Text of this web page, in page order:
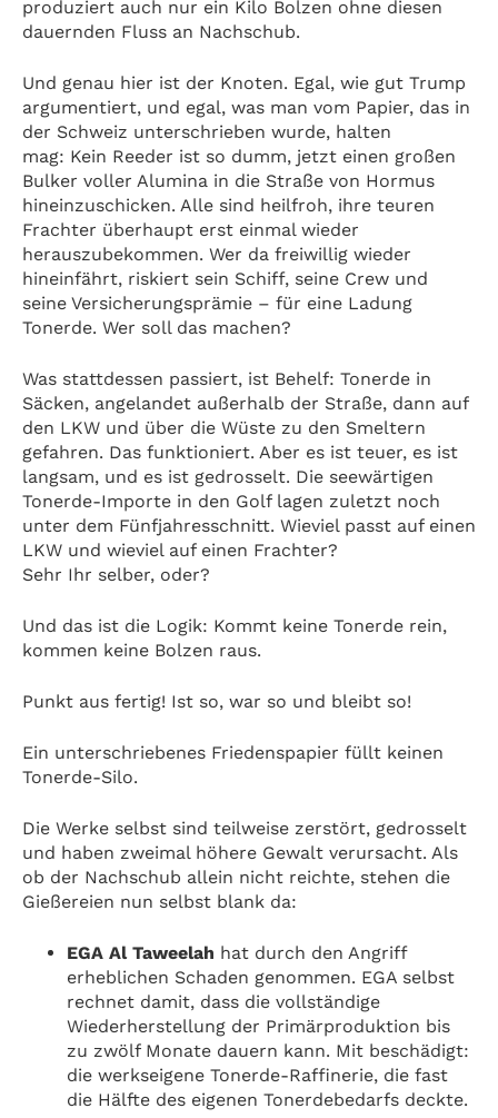
produziert auch nur ein Kilo Bolzen ohne diesen
dauernden Fluss an Nachschub.
Und genau hier ist der Knoten. Egal, wie gut Trump
argumentiert, und egal, was man vom Papier, das in
der Schweiz unterschrieben wurde, halten
mag: Kein Reeder ist so dumm, jetzt einen großen
Bulker voller Alumina in die Straße von Hormus
hineinzuschicken. Alle sind heilfroh, ihre teuren
Frachter überhaupt erst einmal wieder
herauszubekommen. Wer da freiwillig wieder
hineinfährt, riskiert sein Schiff, seine Crew und
seine Versicherungsprämie – für eine Ladung
Tonerde. Wer soll das machen?
Was stattdessen passiert, ist Behelf: Tonerde in
Säcken, angelandet außerhalb der Straße, dann auf
den LKW und über die Wüste zu den Smeltern
gefahren. Das funktioniert. Aber es ist teuer, es ist
langsam, und es ist gedrosselt. Die seewärtigen
Tonerde-Importe in den Golf lagen zuletzt noch
unter dem Fünfjahresschnitt. Wieviel passt auf einen
LKW und wieviel auf einen Frachter?
Sehr Ihr selber, oder?
Und das ist die Logik: Kommt keine Tonerde rein,
kommen keine Bolzen raus.
Punkt aus fertig! Ist so, war so und bleibt so!
Ein unterschriebenes Friedenspapier füllt keinen
Tonerde-Silo.
Die Werke selbst sind teilweise zerstört, gedrosselt
und haben zweimal höhere Gewalt verursacht. Als
ob der Nachschub allein nicht reichte, stehen die
Gießereien nun selbst blank da:
EGA Al Taweelah hat durch den Angriff
erheblichen Schaden genommen. EGA selbst
rechnet damit, dass die vollständige
Wiederherstellung der Primärproduktion bis
zu zwölf Monate dauern kann. Mit beschädigt:
die werkseigene Tonerde-Raffinerie, die fast
die Hälfte des eigenen Tonerdebedarfs deckte.